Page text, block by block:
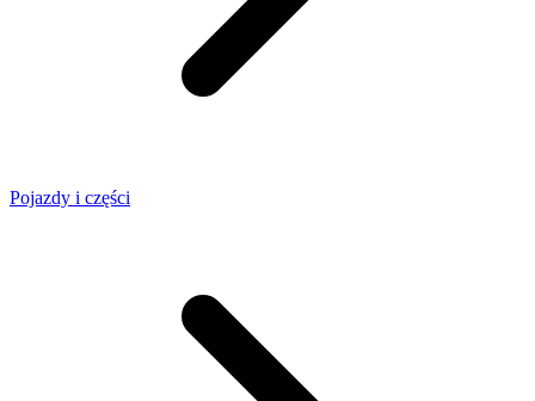
Pojazdy i części